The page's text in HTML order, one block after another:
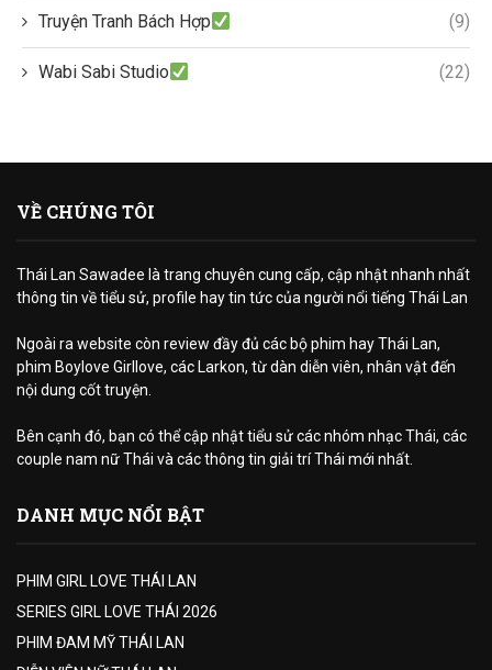
Truyện Tranh Bách Hợp (9)
Wabi Sabi Studio (22)
VỀ CHÚNG TÔI
Thái Lan Sawadee là trang chuyên cung cấp, cập nhật nhanh nhất
thông tin về tiểu sử, profile hay tin tức của người nổi tiếng Thái Lan
Ngoài ra website còn review đầy đủ các bộ phim hay Thái Lan,
phim Boylove Girllove, các Larkon, từ dàn diễn viên, nhân vật đến
nội dung cốt truyện.
Bên cạnh đó, bạn có thể cập nhật tiểu sử các nhóm nhạc Thái, các
couple nam nữ Thái và các thông tin giải trí Thái mới nhất.
DANH MỤC NỔI BẬT
PHIM GIRL LOVE THÁI LAN
SERIES GIRL LOVE THÁI 2026
PHIM ĐAM MỸ THÁI LAN